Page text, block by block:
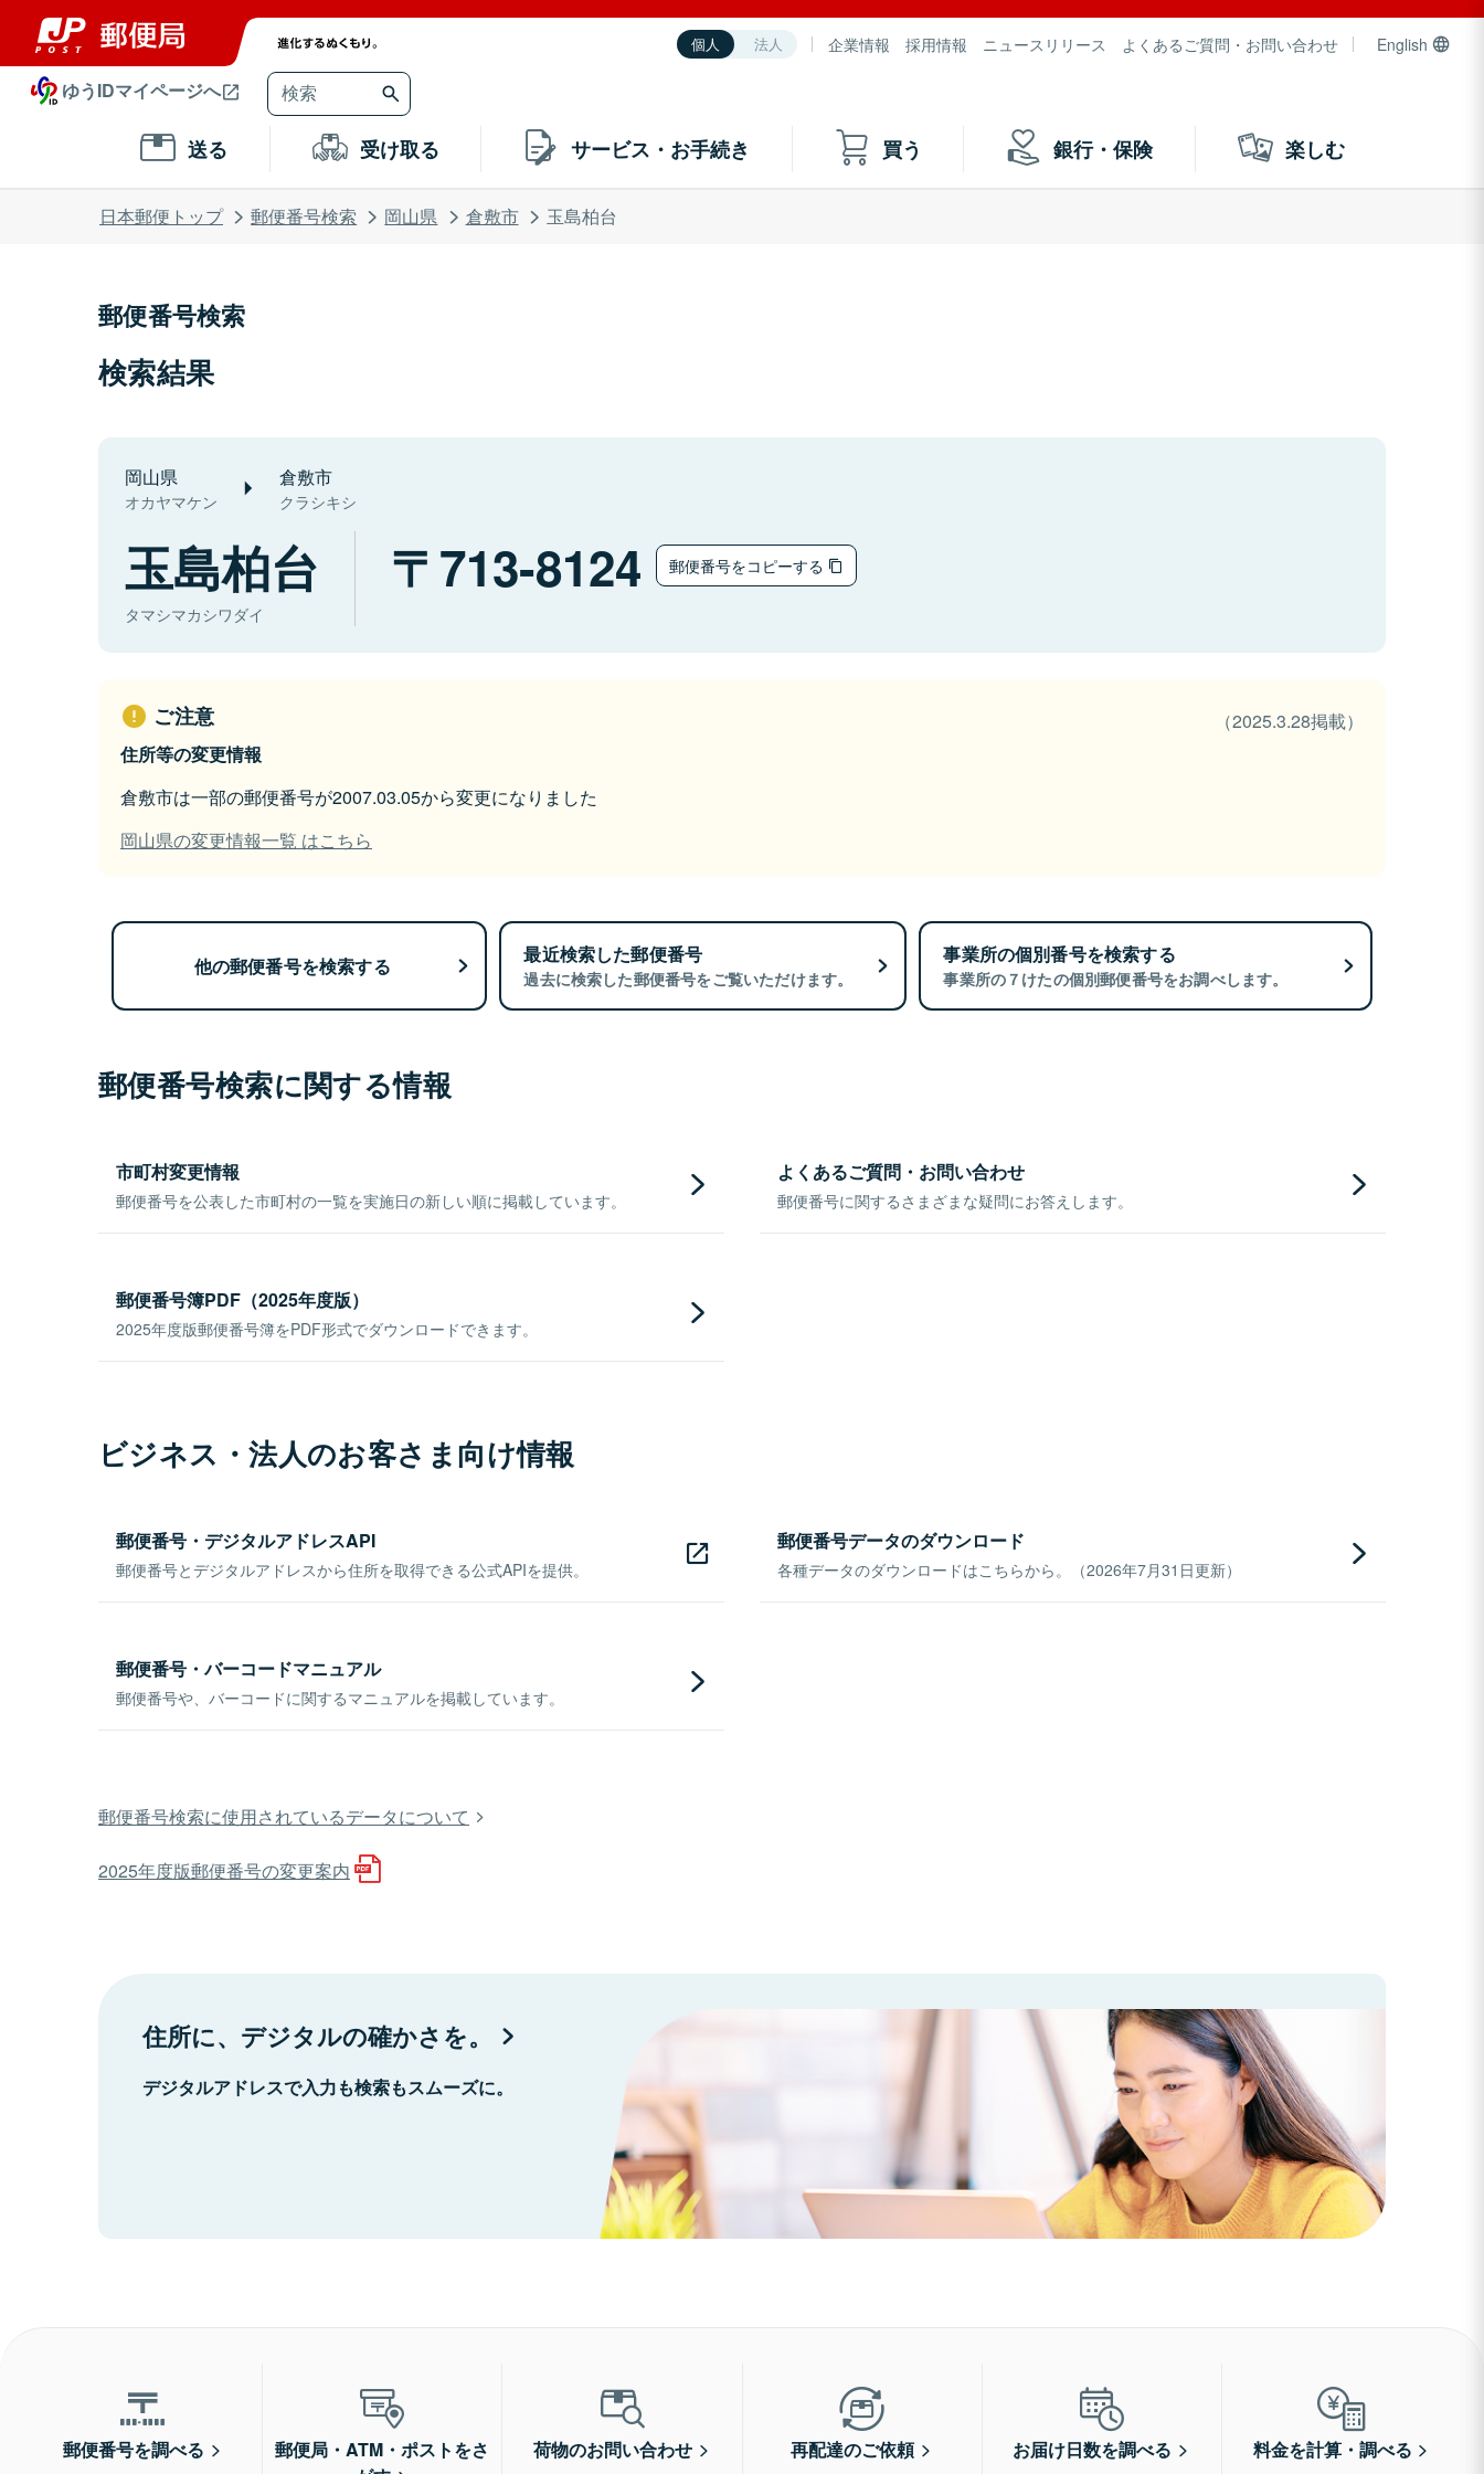
個人 法人 企業情報 採用情報 ニュースリリース よくあるご質問・お問い合わせ English
ゆうIDマイページへ
送る 受け取る サービス・お手続き 買う 銀行・保険 楽しむ
日本郵便トップ 郵便番号検索 岡山県 倉敷市 玉島柏台
郵便番号検索
検索結果
岡山県
オカヤマケン
倉敷市
クラシキシ
玉島柏台
タマシマカシワダイ
713-8124 郵便番号をコピーする
ご注意
（2025.3.28掲載）
住所等の変更情報
倉敷市は一部の郵便番号が2007.03.05から変更になりました
岡山県の変更情報一覧 はこちら
他の郵便番号を検索する 最近検索した郵便番号
過去に検索した郵便番号をご覧いただけます。
事業所の個別番号を検索する
事業所の７けたの個別郵便番号をお調べします。
郵便番号検索に関する情報
市町村変更情報
郵便番号を公表した市町村の一覧を実施日の新しい順に掲載しています。
よくあるご質問・お問い合わせ
郵便番号に関するさまざまな疑問にお答えします。
郵便番号簿PDF（2025年度版）
2025年度版郵便番号簿をPDF形式でダウンロードできます。
ビジネス・法人のお客さま向け情報
郵便番号・デジタルアドレスAPI
郵便番号とデジタルアドレスから住所を取得できる公式APIを提供。
郵便番号データのダウンロード
各種データのダウンロードはこちらから。（2026年7月31日更新）
郵便番号・バーコードマニュアル
郵便番号や、バーコードに関するマニュアルを掲載しています。
郵便番号検索に使用されているデータについて
2025年度版郵便番号の変更案内
住所に、デジタルの確かさを。
デジタルアドレスで入力も検索もスムーズに。
郵便番号を調べる
郵便局・ATM・ポストをさ
荷物のお問い合わせ 再配達のご依頼 お届け日数を調べる 料金を計算・調べる